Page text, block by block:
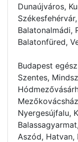
Dunaújváros,
Balatonalmádi,
Balatonfüred,
Budapest
Szentes,
Nyergesújfalu,
Aszód, Hatvan,